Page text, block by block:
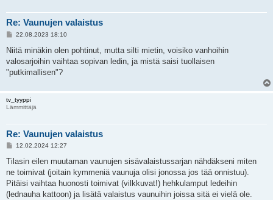
Re: Vaunujen valaistus
V
e
t
i
22.08.2023 18:10
Niitä minäkin olen pohtinut, mutta silti mietin, voisiko vanhoihin
valosarjoihin vaihtaa sopivan ledin, ja mistä saisi tuollaisen
"putkimallisen"?
tv_tyyppi
Lämmittäjä
Re: Vaunujen valaistus
V
e
t
i
12.02.2024 12:27
Tilasin eilen muutaman vaunujen sisävalaistussarjan nähdäkseni miten
ne toimivat (joitain kymmeniä vaunuja olisi jonossa jos tää onnistuu).
Pitäisi vaihtaa huonosti toimivat (vilkkuvat!) hehkulamput ledeihin
(lednauha kattoon) ja lisätä valaistus vaunuihin joissa sitä ei vielä ole.